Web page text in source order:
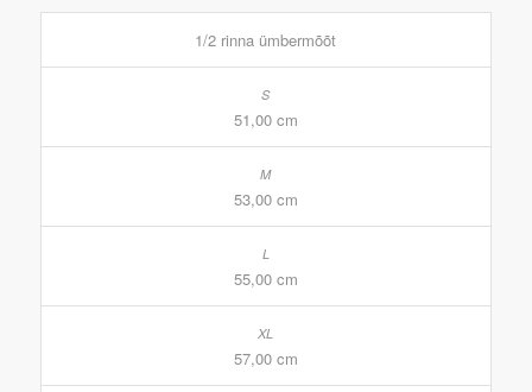
1/2 rinna ümbermõõt
51,00 cm
53,00 cm
55,00 cm
57,00 cm